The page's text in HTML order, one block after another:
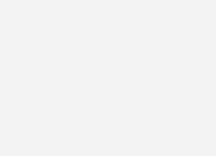
Flachkanal direkt in die Dämmebene einfügen
und für die Sanierung geeignet.
zum Thema Wohnungslüftung